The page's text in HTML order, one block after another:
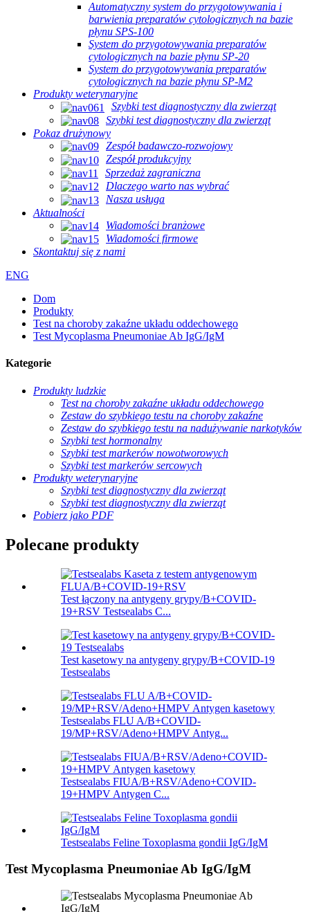
Automatyczny system do przygotowywania i
barwienia preparatów cytologicznych na bazie
płynu SPS-100
System do przygotowywania preparatów
cytologicznych na bazie płynu SP-20
System do przygotowywania preparatów
cytologicznych na bazie płynu SP-M2
Produkty weterynaryjne
Szybki test diagnostyczny dla zwierząt
Szybki test diagnostyczny dla zwierząt
Pokaz drużynowy
Zespół badawczo-rozwojowy
Zespół produkcyjny
Sprzedaż zagraniczna
Dlaczego warto nas wybrać
Nasza usługa
Aktualności
Wiadomości branżowe
Wiadomości firmowe
Skontaktuj się z nami
ENG
Dom
Produkty
Test na choroby zakaźne układu oddechowego
Test Mycoplasma Pneumoniae Ab IgG/IgM
Kategorie
Produkty ludzkie
Test na choroby zakaźne układu oddechowego
Zestaw do szybkiego testu na choroby zakaźne
Zestaw do szybkiego testu na nadużywanie narkotyków
Szybki test hormonalny
Szybki test markerów nowotworowych
Szybki test markerów sercowych
Produkty weterynaryjne
Szybki test diagnostyczny dla zwierząt
Szybki test diagnostyczny dla zwierząt
Pobierz jako PDF
Polecane produkty
Test łączony na antygeny grypy/B+COVID-
19+RSV Testsealabs C...
Test kasetowy na antygeny grypy/B+COVID-19
Testsealabs
Testsealabs FLU A/B+COVID-
19/MP+RSV/Adeno+HMPV Antyg...
Testsealabs FIUA/B+RSV/Adeno+COVID-
19+HMPV Antygen C...
Testsealabs Feline Toxoplasma gondii IgG/IgM
Test Mycoplasma Pneumoniae Ab IgG/IgM